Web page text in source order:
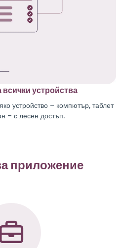
устройства
устройство – компютър, таблет
– с лесен достъп.
приложение